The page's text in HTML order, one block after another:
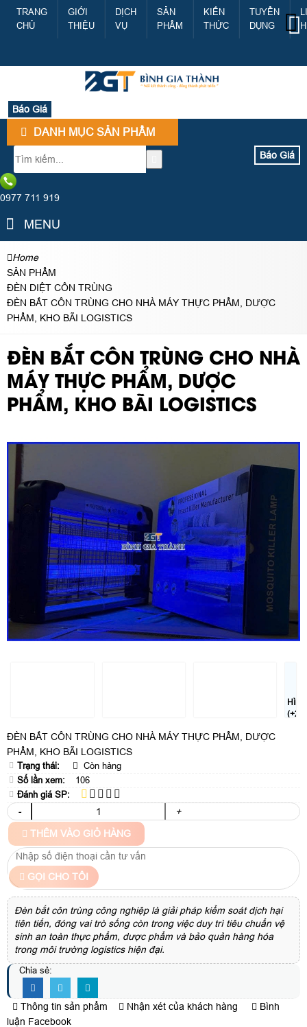
TRANG
CHỦ
GIỚI
THIỆU
DỊCH
VỤ
SẢN
PHẨM
KIẾN
THỨC
TUYỂN
DỤNG
Báo Giá
DANH MỤC SẢN PHẨM
Báo Giá
0977 711 919
MENU
Home
SẢN PHẨM
ĐÈN DIỆT CÔN TRÙNG
ĐÈN BẮT CÔN TRÙNG CHO NHÀ MÁY THỰC PHẨM, DƯỢC
PHẨM, KHO BÃI LOGISTICS
ĐÈN BẮT CÔN TRÙNG CHO NHÀ
MÁY THỰC PHẨM, DƯỢC
PHẨM, KHO BÃI LOGISTICS
Hình
(+2)
ĐÈN BẮT CÔN TRÙNG CHO NHÀ MÁY THỰC PHẨM, DƯỢC
PHẨM, KHO BÃI LOGISTICS
Trạng thái:
Còn hàng
Số lần xem:
106
Đánh giá SP:
-
+
THÊM VÀO GIỎ HÀNG
GỌI CHO TÔI
Đèn bắt côn trùng công nghiệp là giải pháp kiểm soát dịch hại
tiên tiến, đóng vai trò sống còn trong việc duy trì tiêu chuẩn vệ
sinh an toàn thực phẩm, dược phẩm và bảo quản hàng hóa
trong môi trường logistics hiện đại.
Chia sẻ:
Thông tin sản phẩm Nhận xét của khách hàng
Bình
luận Facebook